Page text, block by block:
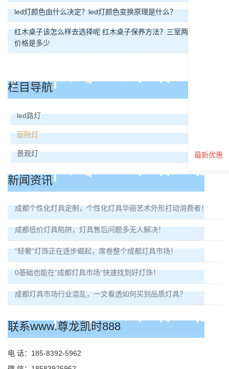
led灯颜色由什么决定？led灯颜色变换原理是什么？
红木桌子该怎么样去选择呢 红木桌子保养方法？三室两厅简装修
价格是多少
栏目导航
led路灯
庭院灯
景观灯
新闻资讯
成都个性化灯具定制，个性化灯具华丽艺术外形打动消费者！
成都低价灯具陷阱，灯具售后问题多无人解决！
“轻奢”灯饰正在逐步崛起，席卷整个成都灯具市场！
0基础也能在“成都灯具市场”快速找到好灯饰！
成都灯具市场行业混乱，一文看透如何买到品质灯具？
联系www.尊龙凯时888
电 话：185-8392-5962
最新优惠